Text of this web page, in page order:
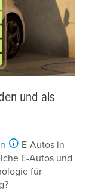
und als
E-Autos in
E-Autos und
für